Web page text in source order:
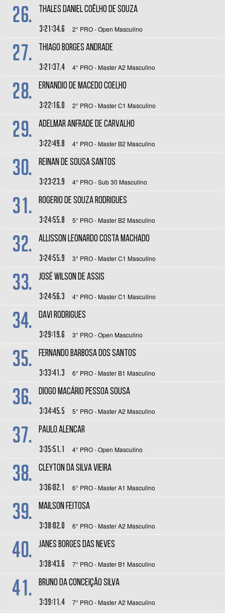
26. THALES DANIEL COÊLHO DE SOUZA
3:21:34.6 2° PRO - Open Masculino
27. THIAGO BORGES ANDRADE
3:21:37.4 4° PRO - Master A2 Masculino
28. ERNANDIO DE MACEDO COELHO
3:22:16.0 2° PRO - Master C1 Masculino
29. ADELMAR ANFRADE DE CARVALHO
3:22:49.8 4° PRO - Master B2 Masculino
30. REINAN DE SOUSA SANTOS
3:23:23.9 4° PRO - Sub 30 Masculino
31. ROGERIO DE SOUZA RODRIGUES
3:24:55.8 5° PRO - Master B2 Masculino
32. ALLISSON LEONARDO COSTA MACHADO
3:24:55.9 3° PRO - Master C1 Masculino
33. JOSÉ WILSON DE ASSIS
3:24:56.3 4° PRO - Master C1 Masculino
34. DAVI RODRIGUES
3:29:19.6 3° PRO - Open Masculino
35. FERNANDO BARBOSA DOS SANTOS
3:33:41.3 6° PRO - Master B1 Masculino
36. DIOGO MACÁRIO PESSOA SOUSA
3:34:45.5 5° PRO - Master A2 Masculino
37. PAULO ALENCAR
3:35:51.1 4° PRO - Open Masculino
38. CLEYTON DA SILVA VIEIRA
3:36:02.1 6° PRO - Master A1 Masculino
39. MAILSON FEITOSA
3:38:02.0 6° PRO - Master A2 Masculino
40. JANES BORGES DAS NEVES
3:38:43.6 7° PRO - Master B1 Masculino
41. BRUNO DA CONCEIÇÃO SILVA
3:39:11.4 7° PRO - Master A2 Masculino